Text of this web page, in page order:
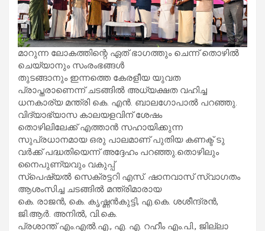
മാറുന്ന ലോകത്തിന്റെ ഏത് ഭാഗത്തും ചെന്ന് തൊഴിൽ
ചെയ്യാനും സംരംഭങ്ങൾ
തുടങ്ങാനും ഇന്നത്തെ കേരളീയ യുവത
പ്രാപ്തരാണെന്ന് ചടങ്ങിൽ അധ്യക്ഷത വഹിച്ച
ധനകാര്യ മന്ത്രി കെ. എൻ. ബാലഗോപാൽ പറഞ്ഞു.
വിദ്യാഭ്യാസ കാലയളവിന് ശേഷം
തൊഴിലിലേക്ക് എത്താൻ സഹായിക്കുന്ന
സുപ്രധാനമായ ഒരു പാലമാണ് പുതിയ കണക്ട് ടു
വർക്ക് പദ്ധതിയെന്ന് അദ്ദേഹം പറഞ്ഞു.തൊഴിലും
നൈപുണ്യവും വകുപ്പ്
സ്‌പെഷ്യൽ സെക്രട്ടറി എസ്. ഷാനവാസ് സ്വാഗതം
ആശംസിച്ച ചടങ്ങിൽ മന്ത്രിമാരായ
കെ. രാജൻ, കെ. കൃഷ്ണൻകുട്ടി, എ.കെ. ശശീന്ദ്രൻ,
ജി.ആർ. അനിൽ, വി.കെ.
പ്രശാന്ത് എം.എൽ.എ., എ. എ. റഹീം എം.പി., ജില്ലാ